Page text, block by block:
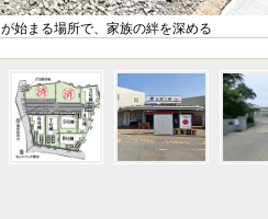
始まる場所で、家族の絆を深める